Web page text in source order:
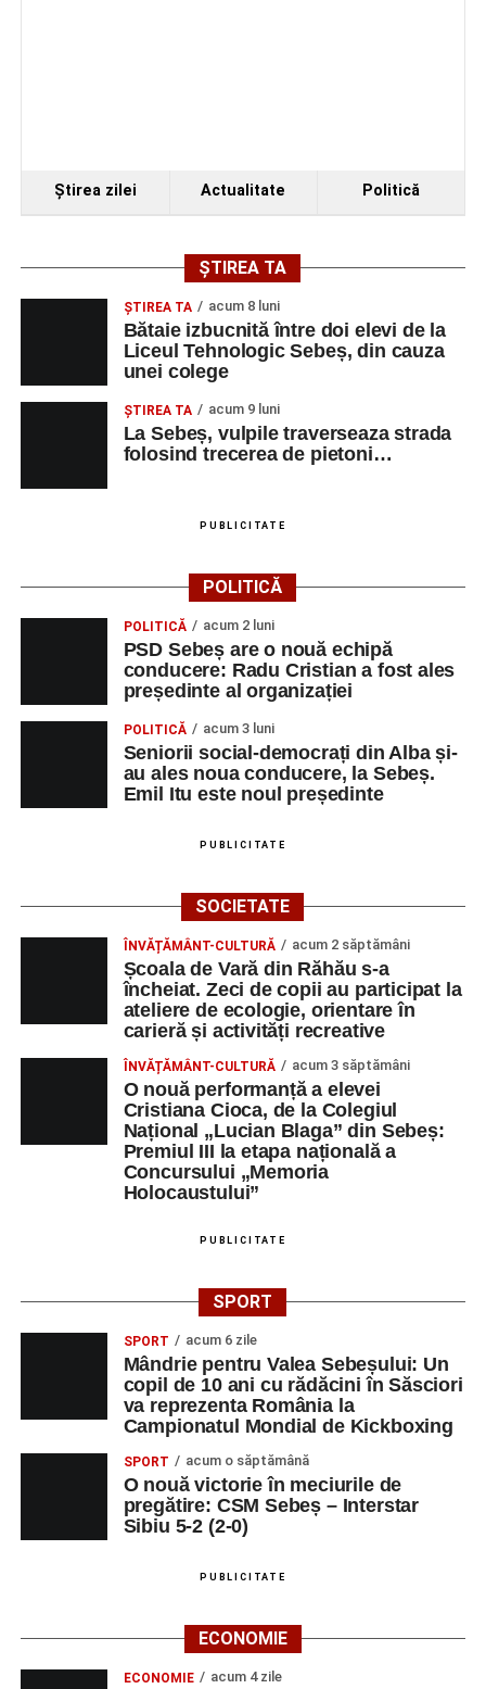
Ştirea zilei Actualitate Politică
ȘTIREA TA
ŞTIREA TA acum 8 luni
Bătaie izbucnită între doi elevi de la
Liceul Tehnologic Sebeș, din cauza
unei colege
ŞTIREA TA acum 9 luni
La Sebeș, vulpile traverseaza strada
folosind trecerea de pietoni…
PUBLICITATE
POLITICĂ
POLITICĂ acum 2 luni
PSD Sebeș are o nouă echipă
conducere: Radu Cristian a fost ales
președinte al organizației
POLITICĂ acum 3 luni
Seniorii social-democrați din Alba și-
au ales noua conducere, la Sebeș.
Emil Itu este noul președinte
PUBLICITATE
SOCIETATE
ÎNVĂȚĂMÂNT-CULTURĂ acum 2 săptămâni
Școala de Vară din Răhău s-a
încheiat. Zeci de copii au participat la
ateliere de ecologie, orientare în
carieră și activități recreative
ÎNVĂȚĂMÂNT-CULTURĂ acum 3 săptămâni
O nouă performanță a elevei
Cristiana Cioca, de la Colegiul
Național „Lucian Blaga” din Sebeș:
Premiul III la etapa națională a
Concursului „Memoria
Holocaustului”
PUBLICITATE
SPORT
SPORT acum 6 zile
Mândrie pentru Valea Sebeșului: Un
copil de 10 ani cu rădăcini în Săsciori
va reprezenta România la
Campionatul Mondial de Kickboxing
SPORT acum o săptămână
O nouă victorie în meciurile de
pregătire: CSM Sebeș – Interstar
Sibiu 5-2 (2-0)
PUBLICITATE
ECONOMIE
ECONOMIE acum 4 zile